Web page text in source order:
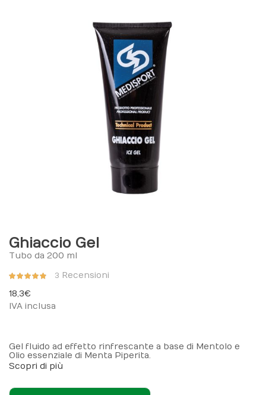
Ghiaccio Gel
Tubo da 200 ml
Valutazione:
3 Recensioni
18,3 €
IVA inclusa
Gel fluido ad effetto rinfrescante a base di Mentolo e
Olio essenziale di Menta Piperita.
Scopri di più